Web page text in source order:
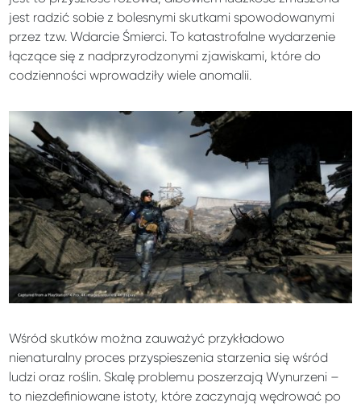
jest radzić sobie z bolesnymi skutkami spowodowanymi
przez tzw. Wdarcie Śmierci. To katastrofalne wydarzenie
łączące się z nadprzyrodzonymi zjawiskami, które do
codzienności wprowadziły wiele anomalii.
Wśród skutków można zauważyć przykładowo
nienaturalny proces przyspieszenia starzenia się wśród
ludzi oraz roślin. Skalę problemu poszerzają Wynurzeni –
to niezdefiniowane istoty, które zaczynają wędrować po